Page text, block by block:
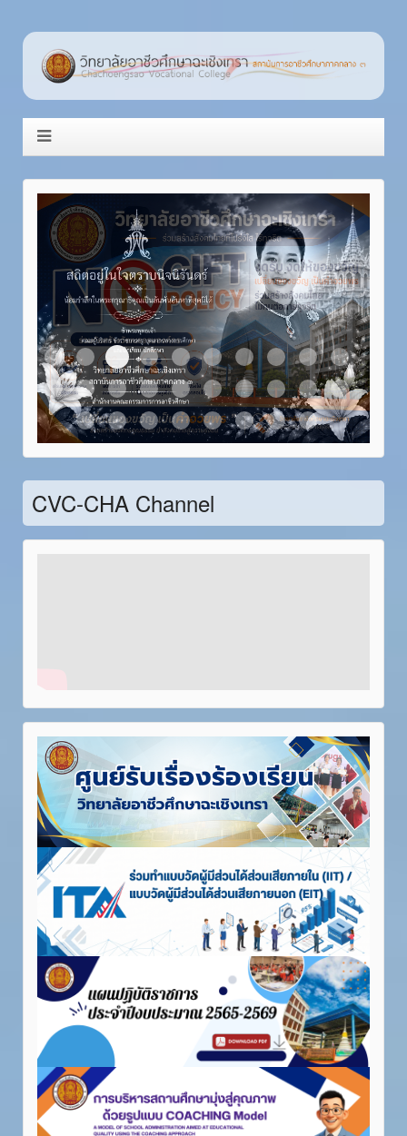
Item 1Item 2Item 3Item 4Item 5Item 6 Item 7Item 8Item 9Item 10
Item 11Item 12Item 13Item 14Item 15Item 16Item 17Item 18Item 19Item 20
Item 21Item 22Item 23Item 24Item 25Item 26Item 27Item 28
CVC-CHA Channel